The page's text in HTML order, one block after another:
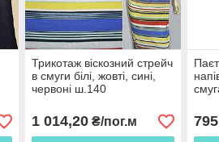
Трикотаж віскозний стрейч
в смуги білі, жовті, сині,
червоні ш.140
1 014,20₴/пог.м